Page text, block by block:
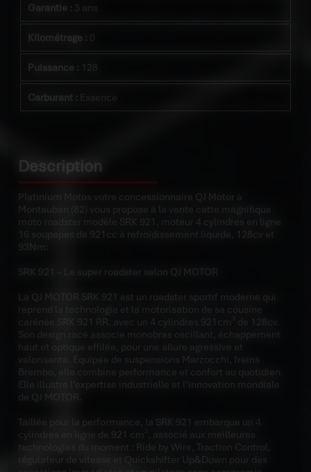
Garantie : 3 ans
Kilométrage :
Puissance :
Carburant : Essence
Description
Platinium Motos votre concessionnaire QJ Motor à
Montauban (82) vous propose à la vente cette magnifique
moto roadster modèle SRK 921, moteur 4 cylindres en ligne
SRK 921 – Le super roadster selon QJ MOTOR
La QJ MOTOR SRK 921 est un roadster sportif moderne qui
reprend la technologie et la motorisation de sa cousine
carénée SRK 921 RR, avec un 4 cylindres 921cm³ de 128cv.
valorisante. Équipée de suspensions Marzocchi, freins
Brembo, elle combine performance et confort au quotidien.
Taillée pour la performance, la SRK 921 embarque un 4
cylindres en ligne de 921 cm³, associé aux meilleures
technologies du moment : Ride by Wire, Traction Control,
régulateur de vitesse et Quickshifter Up&Down pour des